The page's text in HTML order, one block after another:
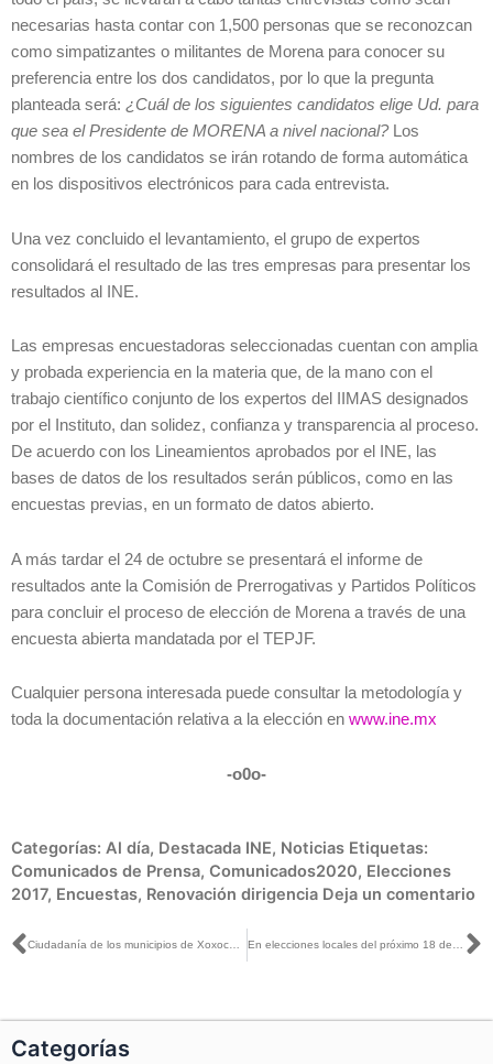
necesarias hasta contar con 1,500 personas que se reconozcan
como simpatizantes o militantes de Morena para conocer su
preferencia entre los dos candidatos, por lo que la pregunta
planteada será: ¿Cuál de los siguientes candidatos elige Ud. para
que sea el Presidente de MORENA a nivel nacional?
Los
nombres de los candidatos se irán rotando de forma automática
en los dispositivos electrónicos para cada entrevista.
Una vez concluido el levantamiento, el grupo de expertos
consolidará el resultado de las tres empresas para presentar los
resultados al INE.
Las empresas encuestadoras seleccionadas cuentan con amplia
y probada experiencia en la materia que, de la mano con el
trabajo científico conjunto de los expertos del IIMAS designados
por el Instituto, dan solidez, confianza y transparencia al proceso.
De acuerdo con los Lineamientos aprobados por el INE, las
bases de datos de los resultados serán públicos, como en las
encuestas previas, en un formato de datos abierto.
A más tardar el 24 de octubre se presentará el informe de
resultados ante la Comisión de Prerrogativas y Partidos Políticos
para concluir el proceso de elección de Morena a través de una
encuesta abierta mandatada por el TEPJF.
Cualquier persona interesada puede consultar la metodología y
toda la documentación relativa a la elección en www.ine.mx
-o0o-
Categorías: Al día, Destacada INE, Noticias Etiquetas:
Comunicados de Prensa, Comunicados2020, Elecciones
2017, Encuestas, Renovación dirigencia Deja un comentario
Ant Ciudadanía de los municipios de Xoxocotla y Coatetelco, ya pueden actualizar los datos de la credencial para votar: INE Morelos En elecciones locales del próximo 18 de octubre, no habrá contacto entre funcionarios de casilla y la ciudadanía: Christian Flores, Director de Capacitación Electoral
Categorías